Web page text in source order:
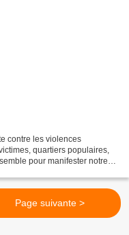
contre les violences
quartiers populaires,
pour manifester notre
Page suivante >